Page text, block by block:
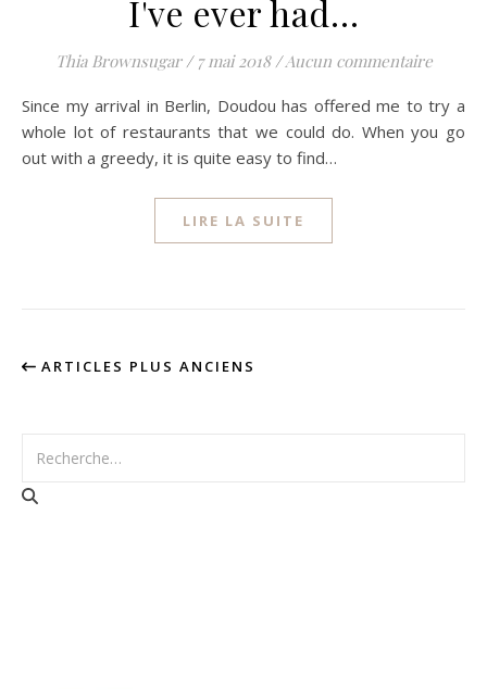
I've ever had…
Thia Brownsugar / 7 mai 2018 /Aucun commentaire
Since my arrival in Berlin, Doudou has offered me to try a
whole lot of restaurants that we could do. When you go
out with a greedy, it is quite easy to find…
LIRE LA SUITE
ARTICLES PLUS ANCIENS